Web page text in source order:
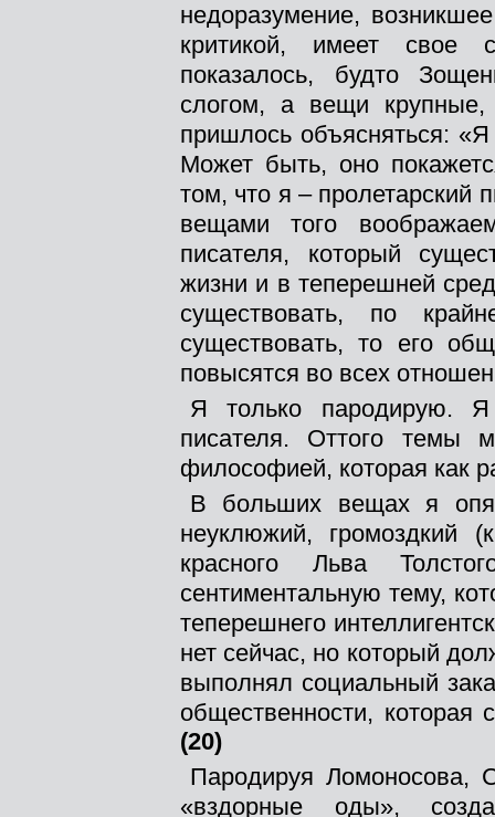
недоразумение,
критикой, имеет свое
показалось, будто
слогом, а вещи крупные,
пришлось объясняться: «Я
Может быть, оно
том, что я – пролетарский
вещами того
писателя, который
жизни и в теперешней
существовать, по
существовать, то его
повысятся во всех
Я только пародирую. Я
писателя. Оттого темы
философией, которая как
В больших вещах я
неуклюжий, громоздкий
красного Льва
сентиментальную тему,
теперешнего
нет сейчас, но который
выполнял социальный
общественности,
(20)
Пародируя Ломоносова,
«вздорные оды»,